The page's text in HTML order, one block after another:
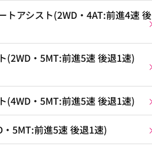
シスト(2WD・4AT:前進4速 後
・5MT:前進5速 後退1速)
・5MT:前進5速 後退1速)
5MT:前進5速 後退1速)